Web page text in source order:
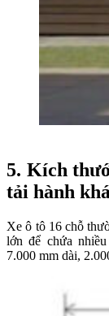
5. Kích
tải hành
Xe ô tô 16 chỗ
lớn để chứa
7.000 mm dài,